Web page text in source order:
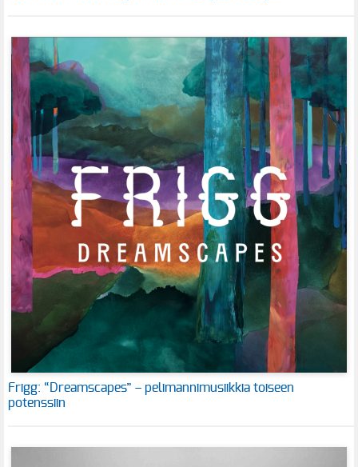
Frigg: “Dreamscapes” – pelimannimusiikkia toiseen
potenssiin